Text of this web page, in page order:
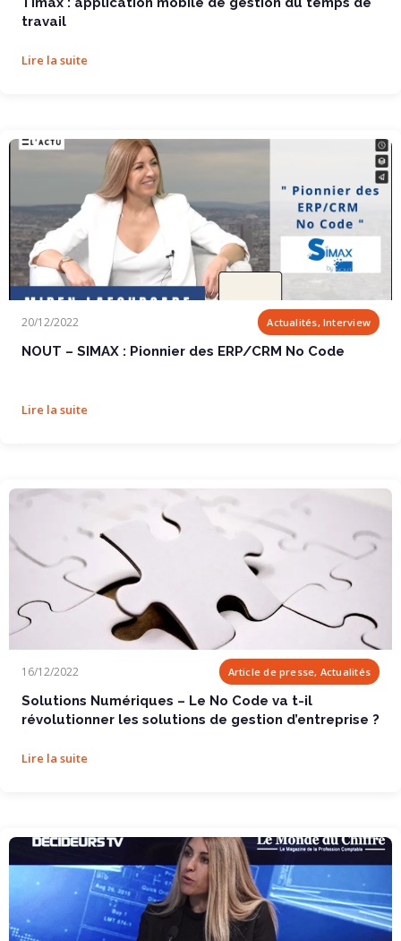
travail
Lire la suite
20/12/2022 Actualités, Interview
NOUT – SIMAX : Pionnier des ERP/CRM No Code
Lire la suite
Solutions Numériques – Le No Code va t-il...
16/12/2022 Article de presse, Actualités
Solutions Numériques – Le No Code va t-il
révolutionner les solutions de gestion d’entreprise ?
Lire la suite